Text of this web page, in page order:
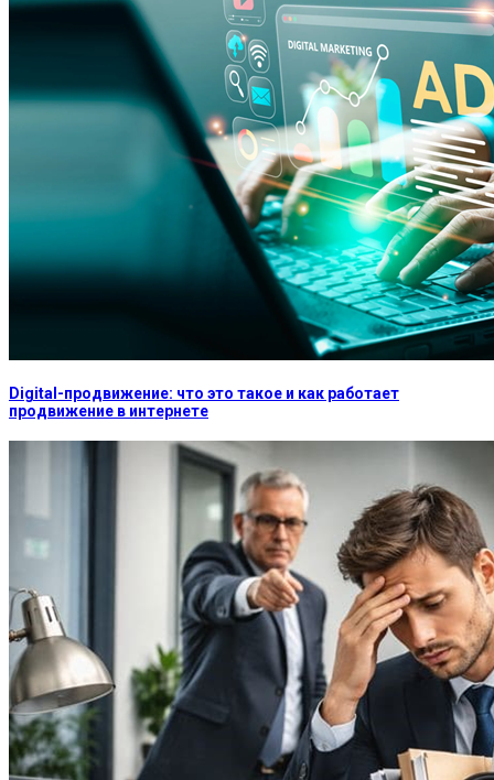
Digital-продвижение: что это такое и как работает
продвижение в интернете